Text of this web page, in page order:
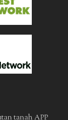
tanah APP